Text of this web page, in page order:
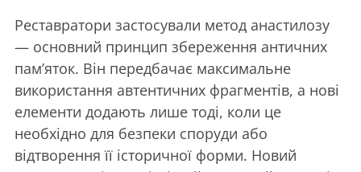
Реставратори застосували метод анастилозу
— основний принцип збереження античних
пам’яток. Він передбачає максимальне
використання автентичних фрагментів, а нові
елементи додають лише тоді, коли це
необхідно для безпеки споруди або
відтворення її історичної форми. Новий